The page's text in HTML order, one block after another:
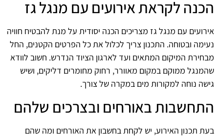
הכנה לקראת אירועים עם מנגל גז
אירועים עם מנגל גז מצריכים הכנה יסודית על מנת להבטיח חוויה
נעימה ובטוחה. התכנון צריך לכלול את כל הפרטים הקטנים, החל
מבחירת המיקום המתאים ועד לארגון הציוד הנדרש. חשוב לוודא
שהמנגל ממוקם במקום מאוורר, רחוק מחומרים דליקים, ושיש
גישה נוחה למקורות מים במקרה של צורך.
התחשבות באורחים ובצרכים שלהם
בעת תכנון האירוע, יש לקחת בחשבון את האורחים ומה שהם